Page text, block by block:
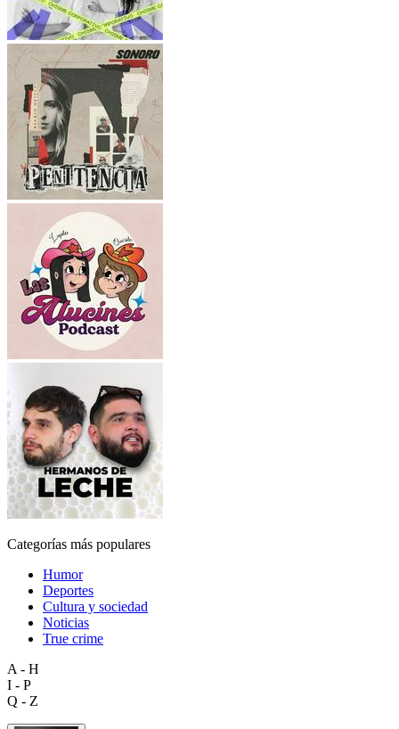
Categorías más populares
Humor
Deportes
Cultura y sociedad
Noticias
True crime
A - H
I - P
Q - Z